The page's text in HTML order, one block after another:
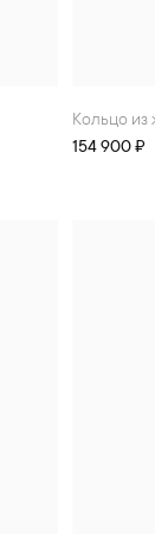
Кольцо
154 900 ₽